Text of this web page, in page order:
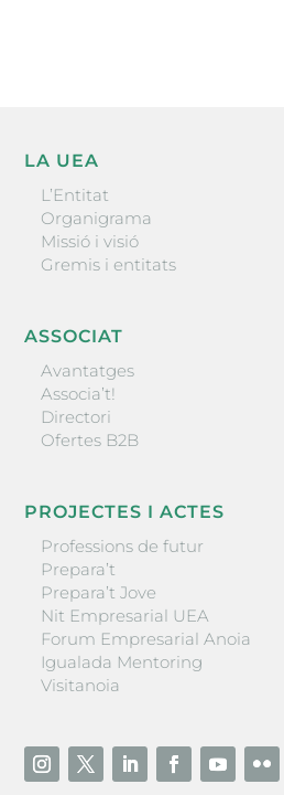
LA UEA
L’Entitat
Organigrama
Missió i visió
Gremis i entitats
ASSOCIAT
Avantatges
Associa’t!
Directori
Ofertes B2B
PROJECTES I ACTES
Professions de futur
Prepara’t
Prepara’t Jove
Nit Empresarial UEA
Forum Empresarial Anoia
Igualada Mentoring
Visitanoia